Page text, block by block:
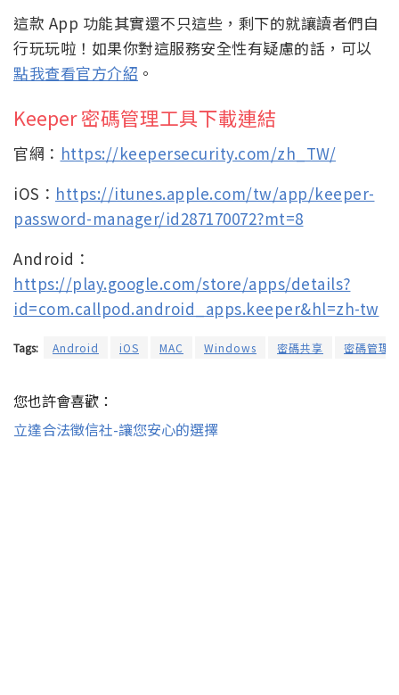
這款 App 功能其實還不只這些，剩下的就讓讀者們自
行玩玩啦！如果你對這服務安全性有疑慮的話，可以
點我查看官方介紹 。
Keeper 密碼管理工具下載連結
官網： https://keepersecurity.com/zh_TW/
iOS： https://itunes.apple.com/tw/app/keeper-
password-manager/id287170072?mt=8
Android：
https://play.google.com/store/apps/details?
id=com.callpod.android_apps.keeper&hl=zh-tw
Tags: Android iOS MAC Windows 密碼共享 密碼管理
您也許會喜歡：
立達合法徵信社-讓您安心的選擇